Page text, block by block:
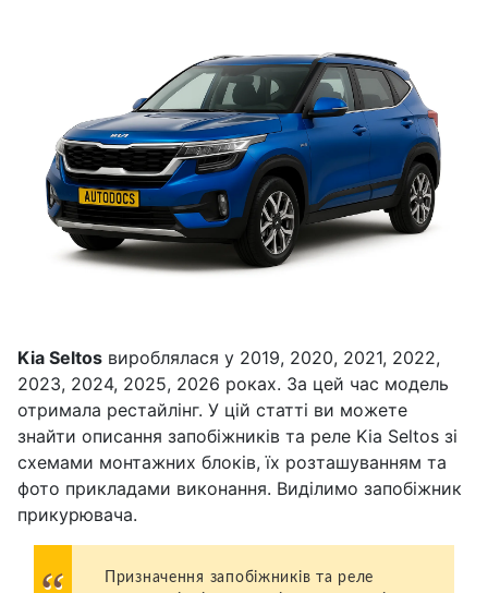
Kia Seltos вироблялася у 2019, 2020, 2021, 2022,
2023, 2024, 2025, 2026 роках. За цей час модель
отримала рестайлінг. У цій статті ви можете
знайти описання запобіжників та реле Kia Seltos зі
схемами монтажних блоків, їх розташуванням та
фото прикладами виконання. Виділимо запобіжник
прикурювача.
Призначення запобіжників та реле